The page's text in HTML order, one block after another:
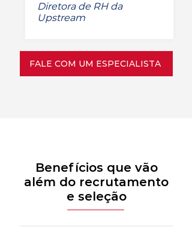
Diretora de RH da
Upstream
FALE COM UM ESPECIALISTA
Benefícios que vão
além do recrutamento
e seleção